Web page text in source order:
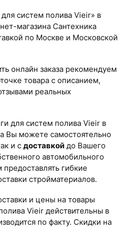
систем полива Vieir» в
магазина Сантехника
по Москве и Московской
онлайн заказа рекомендуем
товара с описанием,
реальных
для систем полива Vieir в
Вы можете самостоятельно
и с доставкой до Вашего
автомобильного
предоставлять гибкие
стройматериалов.
и цены на товары
Vieir действительны в
по факту. Скидки на